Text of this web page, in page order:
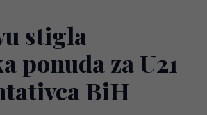
stigla
ponuda za U21
BiH